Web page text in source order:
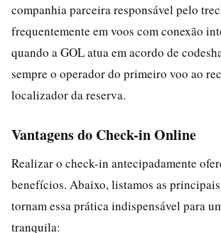
companhia parceira responsável pelo
frequentemente em voos com conexão
quando a GOL atua em acordo de
sempre o operador do primeiro voo ao
localizador da reserva.
Vantagens do Check-in Online
Realizar o check-in antecipadamente
benefícios. Abaixo, listamos as
tornam essa prática indispensável para
tranquila: